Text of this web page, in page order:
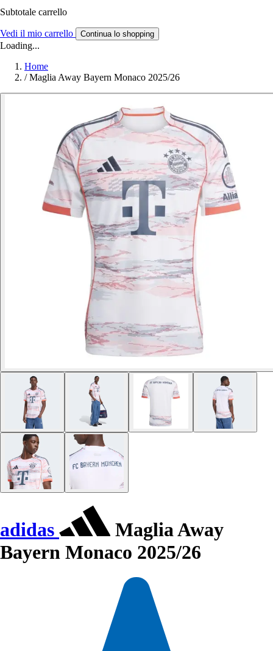
Subtotale carrello
Vedi il mio carrello Continua lo shopping
Loading...
Home
/ Maglia Away Bayern Monaco 2025/26
adidas
Maglia Away
Bayern Monaco 2025/26